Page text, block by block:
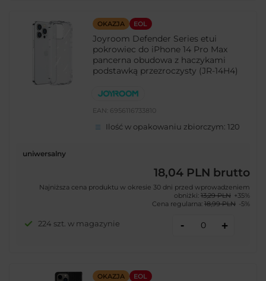
OKAZJA EOL
Joyroom Defender Series etui
pokrowiec do iPhone 14 Pro Max
pancerna obudowa z haczykami
podstawką przezroczysty (JR-14H4)
EAN: 6956116733810
Ilość w opakowaniu zbiorczym:120
uniwersalny
18,04 PLN brutto
Najniższa cena produktu w okresie 30 dni przed wprowadzeniem
obniżki: 13,29 PLN +35%
Cena regularna: 18,99 PLN -5%
224 szt. w magazynie - +
OKAZJA EOL